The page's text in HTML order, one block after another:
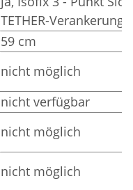
TETHER-
59 cm
nicht möglich
nicht verfügbar
nicht möglich
nicht möglich